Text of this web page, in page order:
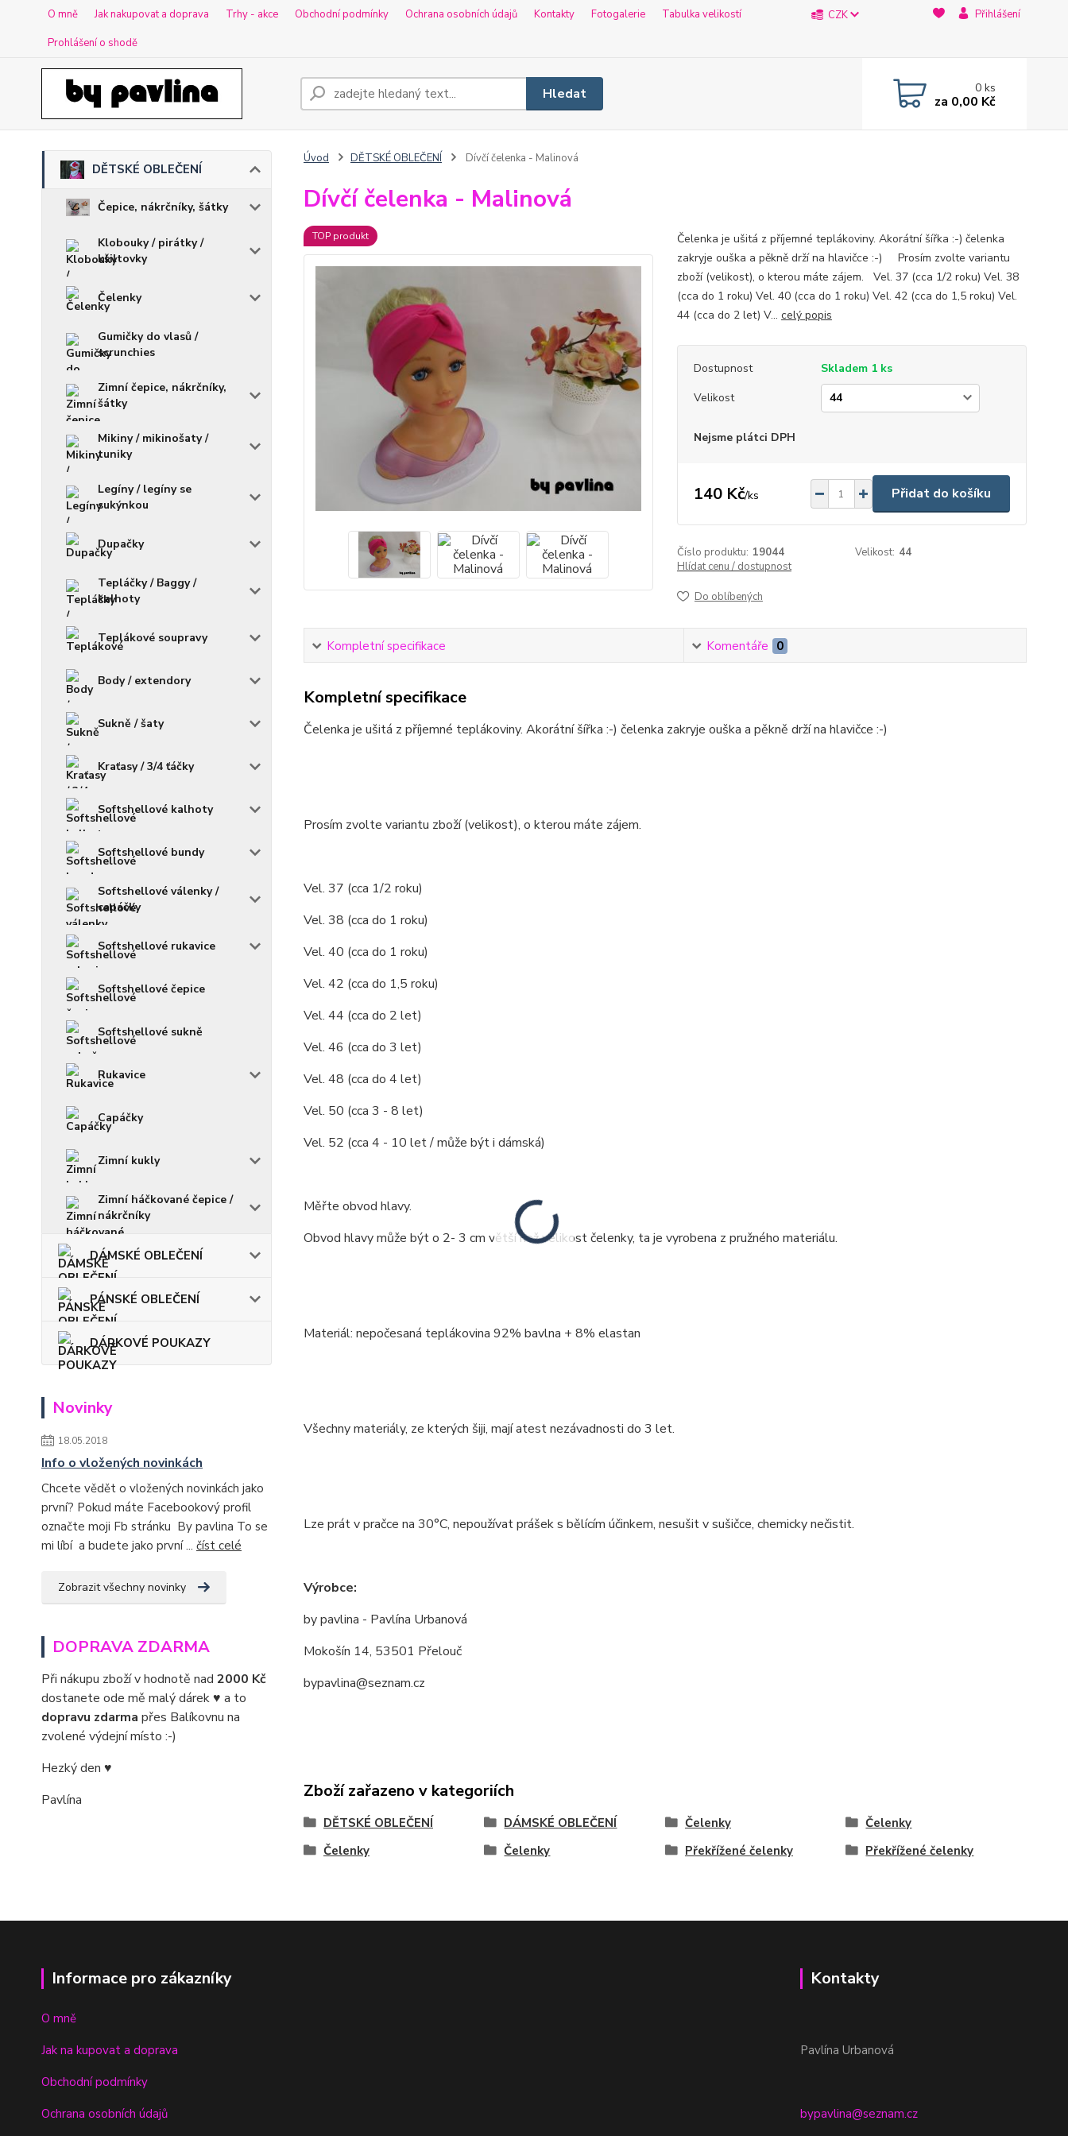
O mně Jak nakupovat a doprava Trhy - akce Obchodní podmínky Ochrana osobních údajů Kontakty Fotogalerie
Tabulka velikostí
Prohlášení o shodě
CZK Přihlášení
Hledat 0ks
za 0,00 Kč
DĚTSKÉ OBLEČENÍ
Čepice, nákrčníky, šátky
Klobouky / pirátky /
kšiltovky
Čelenky
Gumičky do vlasů /
scrunchies
Zimní čepice, nákrčníky,
šátky
Mikiny / mikinošaty /
tuniky
Legíny / legíny se
sukýnkou
Dupačky
Tepláčky / Baggy /
kalhoty
Teplákové soupravy
Body / extendory
Sukně / šaty
Kraťasy / 3/4 ťáčky
Softshellové kalhoty
Softshellové bundy
Softshellové válenky /
capáčky
Softshellové rukavice
Softshellové čepice
Softshellové sukně
Rukavice
Capáčky
Zimní kukly
Zimní háčkované čepice /
nákrčníky
DÁMSKÉ OBLEČENÍ
PÁNSKÉ OBLEČENÍ
DÁRKOVÉ POUKAZY
Novinky
18.05.2018
Info o vložených novinkách
Chcete vědět o vložených novinkách jako
první? Pokud máte Facebookový profil
označte moji Fb stránku By pavlina To se
mi líbí a budete jako první ... číst celé
Zobrazit všechny novinky
DOPRAVA ZDARMA
Při nákupu zboží v hodnotě nad 2000 Kč
dostanete ode mě malý dárek ♥ a to
dopravu zdarma přes Balíkovnu na
zvolené výdejní místo :-)
Hezký den ♥
Pavlína
Úvod DĚTSKÉ OBLEČENÍ Dívčí čelenka - Malinová
Dívčí čelenka - Malinová
TOP produkt
Čelenka je ušitá z příjemné teplákoviny. Akorátní šířka :-) čelenka
zakryje ouška a pěkně drží na hlavičce :-) Prosím zvolte variantu
zboží (velikost), o kterou máte zájem. Vel. 37 (cca 1/2 roku) Vel. 38
(cca do 1 roku) Vel. 40 (cca do 1 roku) Vel. 42 (cca do 1,5 roku) Vel.
44 (cca do 2 let) V... celý popis
Dostupnost
Skladem 1 ks
Velikost
Nejsme plátci DPH
140 Kč/ks Přidat do košíku
Číslo produktu: 19044 Velikost: 44
Hlídat cenu / dostupnost
Do oblíbených
Kompletní specifikace Komentáře 0
Kompletní specifikace
Čelenka je ušitá z příjemné teplákoviny. Akorátní šířka :-) čelenka zakryje ouška a pěkně drží na hlavičce :-)
Prosím zvolte variantu zboží (velikost), o kterou máte zájem.
Vel. 37 (cca 1/2 roku)
Vel. 38 (cca do 1 roku)
Vel. 40 (cca do 1 roku)
Vel. 42 (cca do 1,5 roku)
Vel. 44 (cca do 2 let)
Vel. 46 (cca do 3 let)
Vel. 48 (cca do 4 let)
Vel. 50 (cca 3 - 8 let)
Vel. 52 (cca 4 - 10 let / může být i dámská)
Měřte obvod hlavy.
Obvod hlavy může být o 2- 3 cm větší než velikost čelenky, ta je vyrobena z pružného materiálu.
Materiál: nepočesaná teplákovina 92% bavlna + 8% elastan
Všechny materiály, ze kterých šiji, mají atest nezávadnosti do 3 let.
Lze prát v pračce na 30°C, nepoužívat prášek s bělícím účinkem, nesušit v sušičce, chemicky nečistit.
Výrobce:
by pavlina - Pavlína Urbanová
Mokošín 14, 53501 Přelouč
bypavlina@seznam.cz
Zboží zařazeno v kategoriích
DĚTSKÉ OBLEČENÍ DÁMSKÉ OBLEČENÍ Čelenky
Čelenky
Čelenky
Čelenky Překřížené čelenky Překřížené čelenky
Informace pro zákazníky
O mně
Jak na kupovat a doprava
Obchodní podmínky
Ochrana osobních údajů
Kontakty
Pavlína Urbanová
bypavlina@seznam.cz